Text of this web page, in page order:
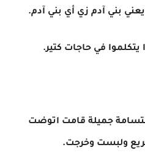
بني آدم زي أي بني آدم.
في حاجات كتير.
جميلة قامت اتوضت
ولبست وخرجت.